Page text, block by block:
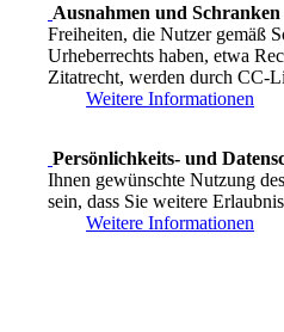
Ausnahmen und
Freiheiten, die Nutzer gemäß
Urheberrechts haben, etwa
Zitatrecht, werden durch CC-
Weitere Informationen
Persönlichkeits- und
Ihnen gewünschte Nutzung
sein, dass Sie weitere
Weitere Informationen